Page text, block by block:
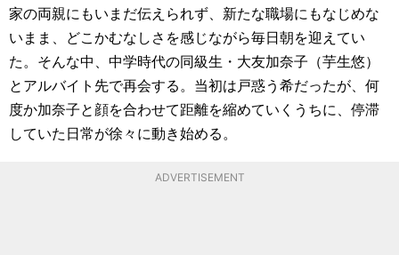
家の両親にもいまだ伝えられず、新たな職場にもなじめな
いまま、どこかむなしさを感じながら毎日朝を迎えてい
た。そんな中、中学時代の同級生・大友加奈子（芋生悠）
とアルバイト先で再会する。当初は戸惑う希だったが、何
度か加奈子と顔を合わせて距離を縮めていくうちに、停滞
していた日常が徐々に動き始める。
ADVERTISEMENT